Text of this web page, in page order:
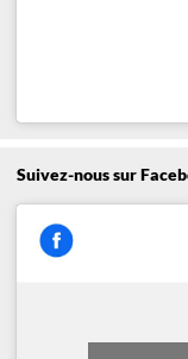
Suivez-nous sur